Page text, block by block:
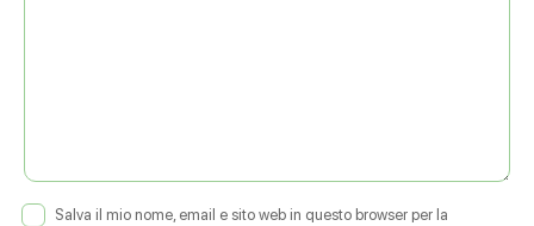
Salva il mio nome, email e sito web in questo browser per la